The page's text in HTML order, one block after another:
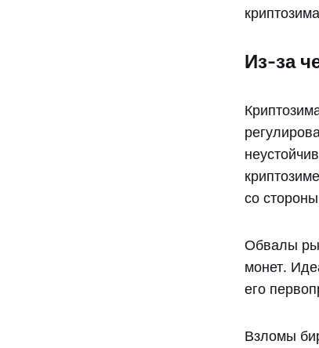
Из-за
со
Обвалы
монет.
его
Взломы